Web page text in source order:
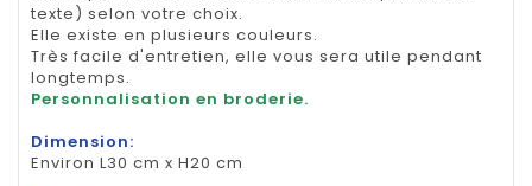
texte) selon votre choix.
Elle existe en plusieurs couleurs.
Très facile d'entretien, elle vous sera utile pendant
longtemps.
Personnalisation en broderie.
Dimension:
Environ L30 cm x H20 cm